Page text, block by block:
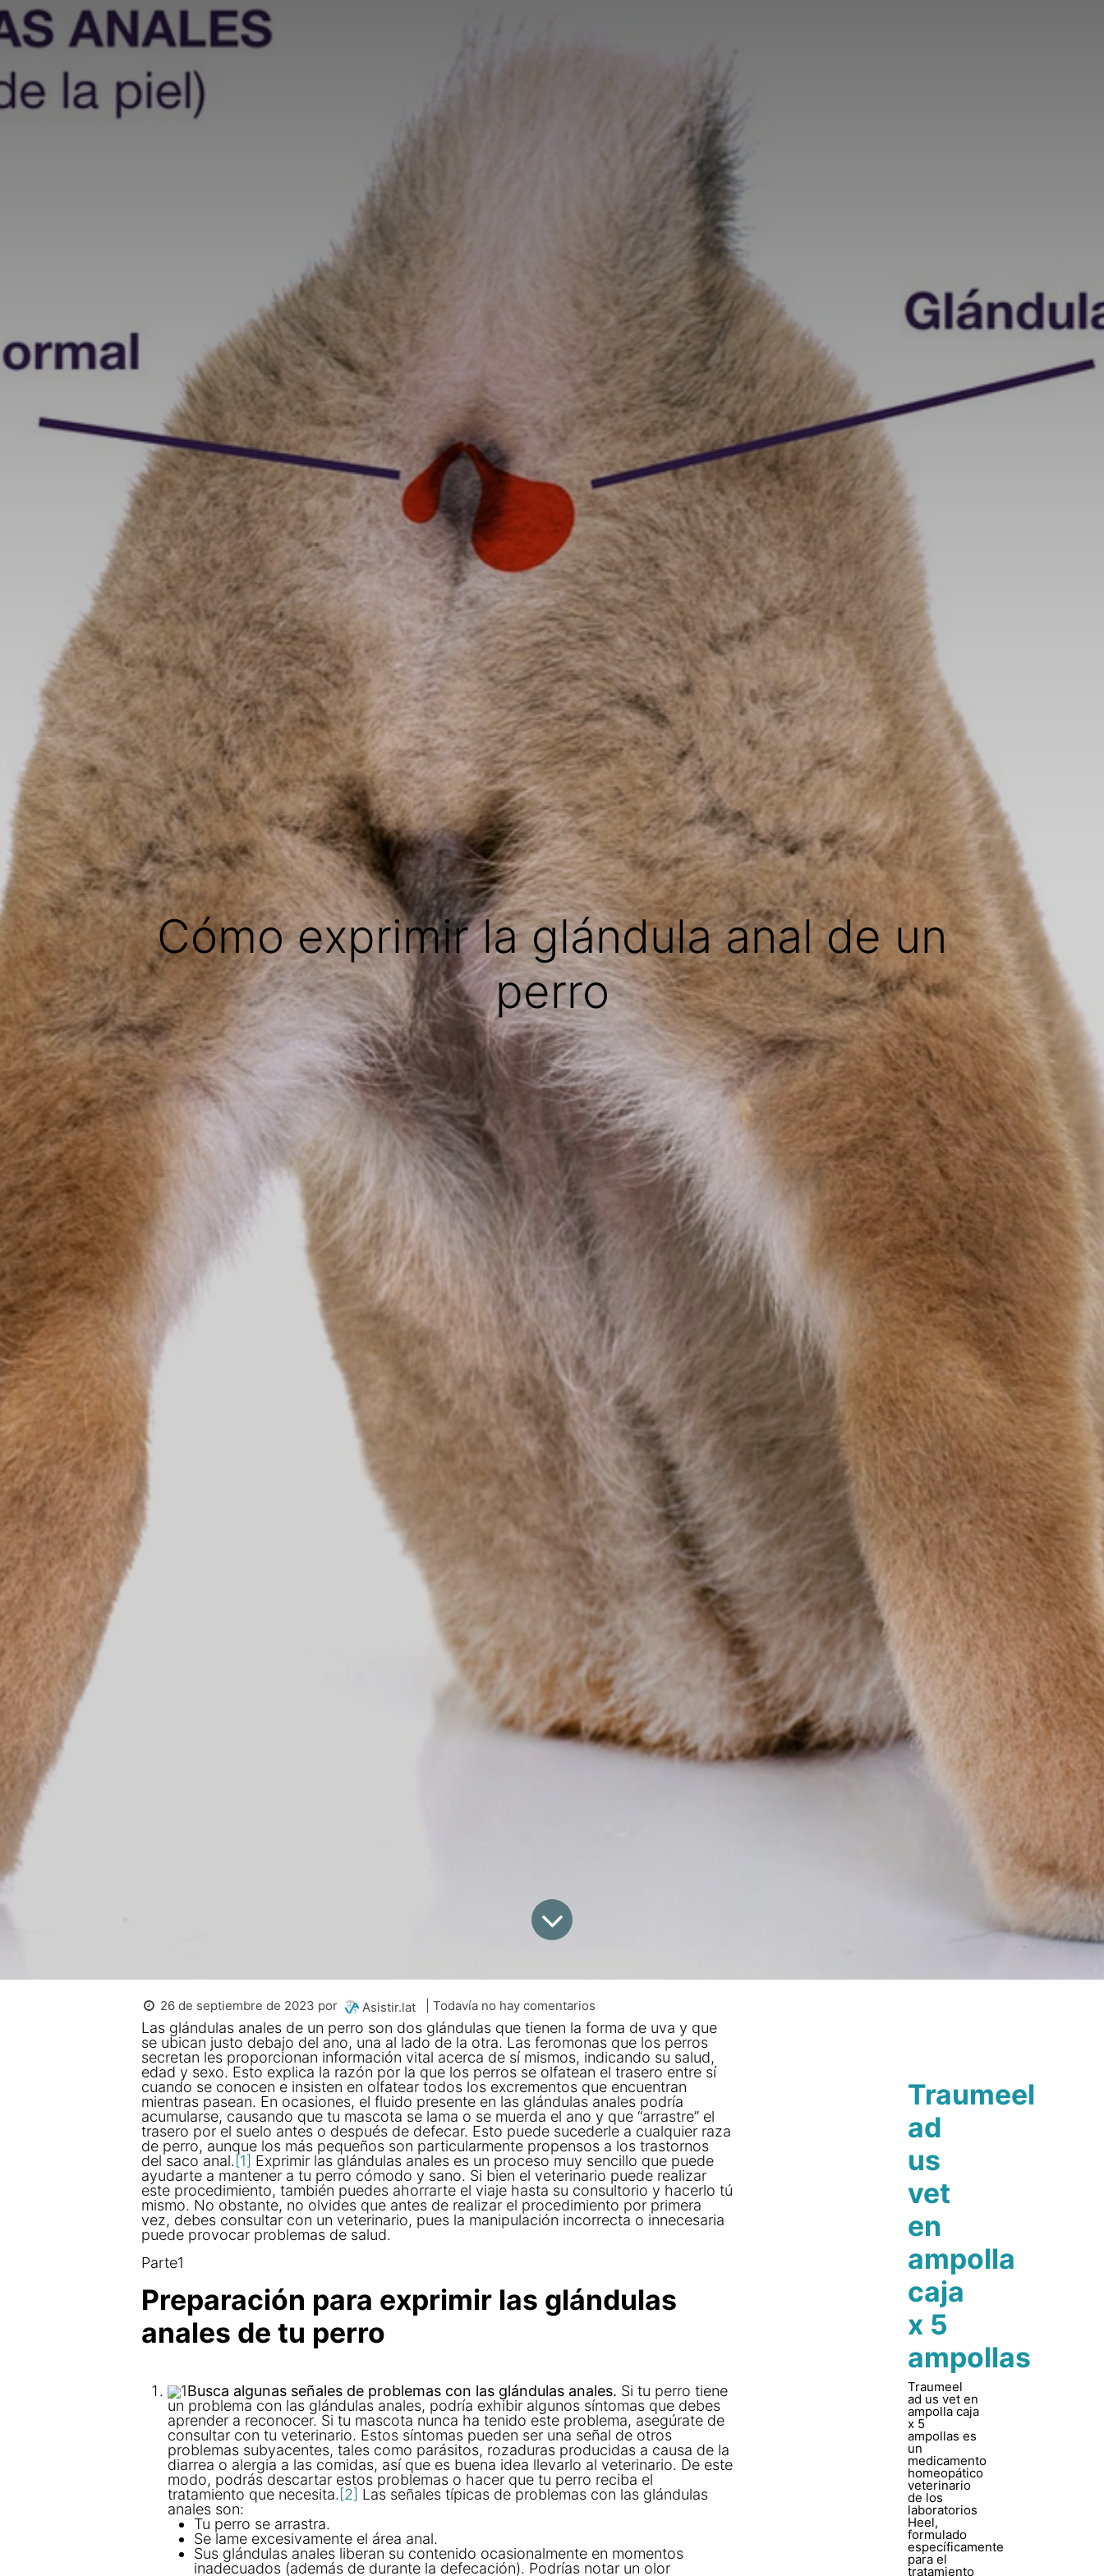
Cómo exprimir la glándula anal de un
perro
26 de septiembre de 2023 por Asistir.lat | Todavía no hay comentarios
Las glándulas anales de un perro son dos glándulas que tienen la forma de uva y que
se ubican justo debajo del ano, una al lado de la otra. Las feromonas que los perros
secretan les proporcionan información vital acerca de sí mismos, indicando su salud,
edad y sexo. Esto explica la razón por la que los perros se olfatean el trasero entre sí
cuando se conocen e insisten en olfatear todos los excrementos que encuentran
mientras pasean. En ocasiones, el fluido presente en las glándulas anales podría
acumularse, causando que tu mascota se lama o se muerda el ano y que “arrastre” el
trasero por el suelo antes o después de defecar. Esto puede sucederle a cualquier raza
de perro, aunque los más pequeños son particularmente propensos a los trastornos
del saco anal. [1] Exprimir las glándulas anales es un proceso muy sencillo que puede
ayudarte a mantener a tu perro cómodo y sano. Si bien el veterinario puede realizar
este procedimiento, también puedes ahorrarte el viaje hasta su consultorio y hacerlo tú
mismo. No obstante, no olvides que antes de realizar el procedimiento por primera
vez, debes consultar con un veterinario, pues la manipulación incorrecta o innecesaria
puede provocar problemas de salud.
Parte1
Preparación para exprimir las glándulas
anales de tu perro
1Busca algunas señales de problemas con las glándulas anales. Si tu perro tiene
un problema con las glándulas anales, podría exhibir algunos síntomas que debes
aprender a reconocer. Si tu mascota nunca ha tenido este problema, asegúrate de
consultar con tu veterinario. Estos síntomas pueden ser una señal de otros
problemas subyacentes, tales como parásitos, rozaduras producidas a causa de la
diarrea o alergia a las comidas, así que es buena idea llevarlo al veterinario. De este
modo, podrás descartar estos problemas o hacer que tu perro reciba el
tratamiento que necesita. [2] Las señales típicas de problemas con las glándulas
anales son:
Tu perro se arrastra.
Se lame excesivamente el área anal.
Sus glándulas anales liberan su contenido ocasionalmente en momentos
inadecuados (además de durante la defecación). Podrías notar un olor
Traumeel
ad
us
vet
en
ampolla
caja
x 5
ampollas
Traumeel
ad us vet en
ampolla caja
x 5
ampollas es
un
medicamento
homeopático
veterinario
de los
laboratorios
Heel,
formulado
específicamente
para el
tratamiento